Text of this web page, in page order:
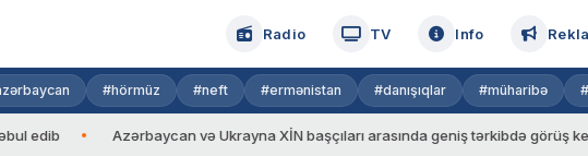
Radio TV Info
#hörmüz #neft #ermənistan #danışıqlar #müharibə
Azərbaycan və Ukrayna XİN başçıları arasında geniş tərkibdə görüş keçirilib